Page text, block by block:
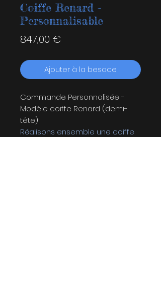
Coiffe Renard -
Personnalisable
847,00 €
Ajouter à la besace
Commande Personnalisée -
Modèle coiffe Renard (demi-
tête)
Réalisons ensemble une coiffe